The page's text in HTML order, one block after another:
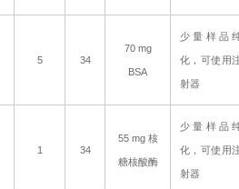
5 34
70 mg
BSA
少量样品
化，可使用
射器
1 34
55 mg 核
糖核酸酶
少量样品
化，可使用
射器